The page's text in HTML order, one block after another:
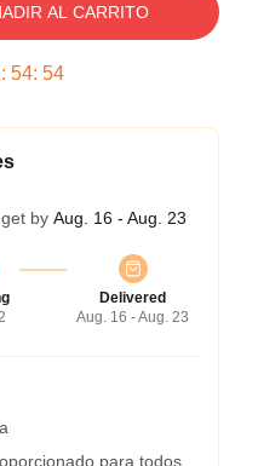
AL CARRITO
: 54: 54
by Aug. 16 - Aug. 23
Delivered
Aug. 16 - Aug. 23
para todos